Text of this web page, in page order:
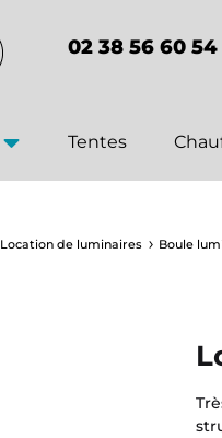
02 38 56 60 54
Tentes
Location de luminaires Boule